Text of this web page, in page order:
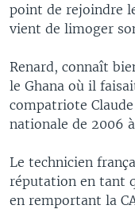
point de rejoindre
vient de limoger
Renard, connaît
le Ghana où il
compatriote
nationale de 2006
Le technicien
réputation en tant
en remportant la